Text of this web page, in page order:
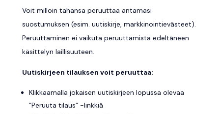
Voit milloin tahansa peruuttaa antamasi
suostumuksen (esim. uutiskirje, markkinointievästeet).
Peruuttaminen ei vaikuta peruuttamista edeltäneen
käsittelyn laillisuuteen.
Uutiskirjeen tilauksen voit peruuttaa:
Klikkaamalla jokaisen uutiskirjeen lopussa olevaa
”Peruuta tilaus” -linkkiä